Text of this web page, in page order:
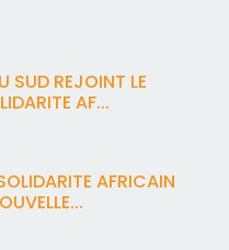
SUD REJOINT LE
AF...
AFRICAIN